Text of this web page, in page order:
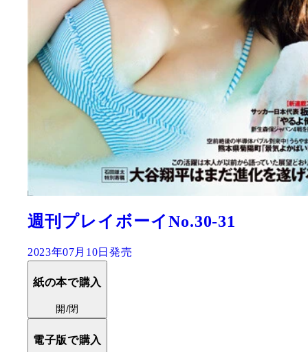
週刊プレイボーイNo.30-31
2023年07月10日発売
紙の本で購入
開/閉
電子版で購入